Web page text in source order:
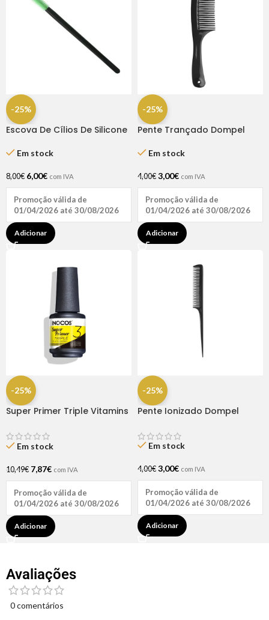
-25%
Escova De Cílios De Silicone
Em stock
8,00€ 6,00€ com IVA
Promoção válida de
01/04/2026 até 30/08/2026
Adicionar
-25%
Pente Trançado Dompel
Em stock
4,00€ 3,00€ com IVA
Promoção válida de
01/04/2026 até 30/08/2026
Adicionar
-25%
Super Primer Triple Vitamins
Em stock
10,49€ 7,87€ com IVA
Promoção válida de
01/04/2026 até 30/08/2026
Adicionar
-25%
Pente Ionizado Dompel
Em stock
4,00€ 3,00€ com IVA
Promoção válida de
01/04/2026 até 30/08/2026
Adicionar
Avaliações
0 comentários